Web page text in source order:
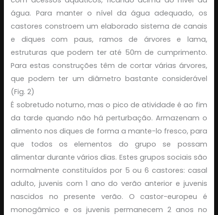
água. Para manter o nível da água adequado, os
castores constroem um elaborado sistema de canais
e diques com paus, ramos de árvores e lama,
estruturas que podem ter até 50m de cumprimento.
Para estas construções têm de cortar várias árvores,
que podem ter um diâmetro bastante considerável
(Fig. 2)
É sobretudo noturno, mas o pico de atividade é ao fim
da tarde quando não há perturbação. Armazenam o
alimento nos diques de forma a mante-lo fresco, para
que todos os elementos do grupo se possam
alimentar durante vários dias. Estes grupos sociais são
normalmente constituídos por 5 ou 6 castores: casal
adulto, juvenis com 1 ano do verão anterior e juvenis
nascidos no presente verão. O castor-europeu é
monogâmico e os juvenis permanecem 2 anos no